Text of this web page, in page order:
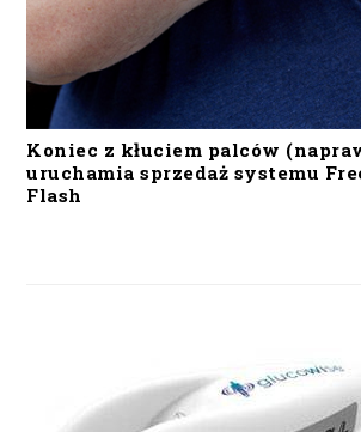
Koniec z kłuciem palców
uruchamia sprzedaż systemu
Flash